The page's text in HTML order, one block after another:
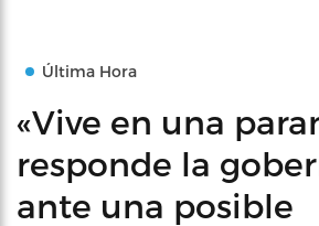
Última Hora
«Vive en una
responde la
ante una posible